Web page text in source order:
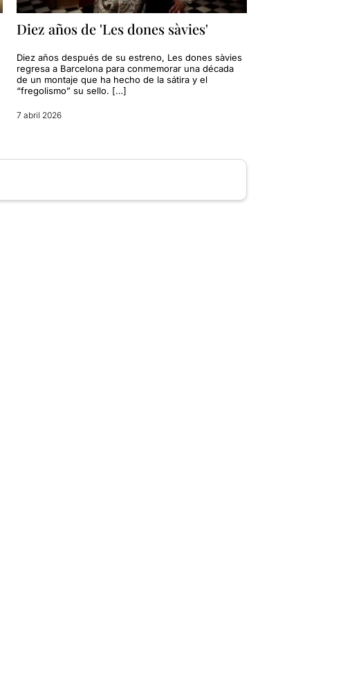
Diez años de 'Les dones sàvies'
Diez años después de su estreno, Les dones sàvies
regresa a Barcelona para conmemorar una década
de un montaje que ha hecho de la sátira y el
“fregolismo” su sello. […]
7 abril 2026